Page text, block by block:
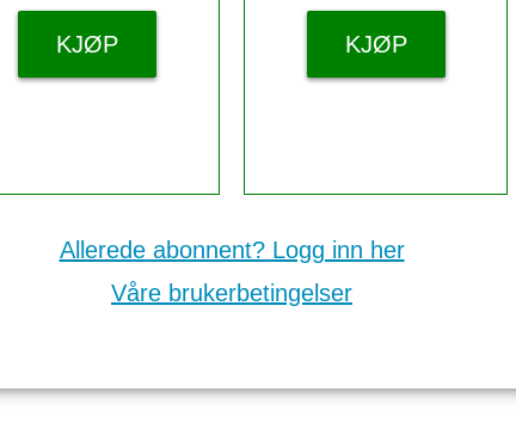
KJØP KJØP
Allerede abonnent? Logg inn her
Våre brukerbetingelser